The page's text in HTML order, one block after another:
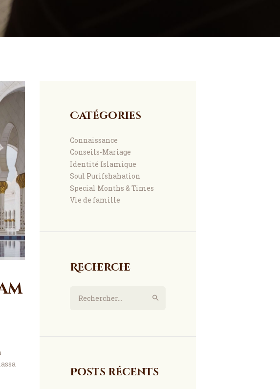
Catégories
Connaissance
Conseils-Mariage
Identité Islamique
Soul Purifshahation
Special Months & Times
Vie de famille
Recherche
Posts récents